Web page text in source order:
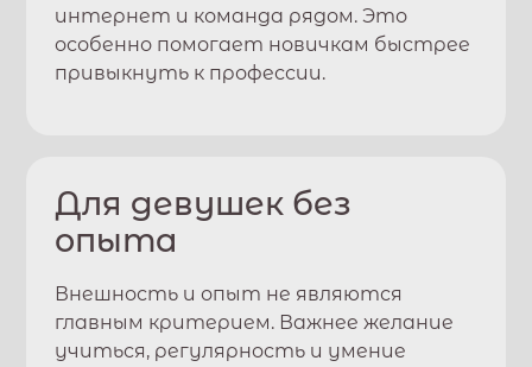
интернет и команда рядом. Это
особенно помогает новичкам быстрее
привыкнуть к профессии.
Для девушек без
опыта
Внешность и опыт не являются
главным критерием. Важнее желание
учиться, регулярность и умение